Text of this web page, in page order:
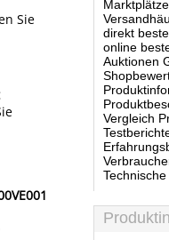
Sie
direkt
online
Auktionen
Vergleich